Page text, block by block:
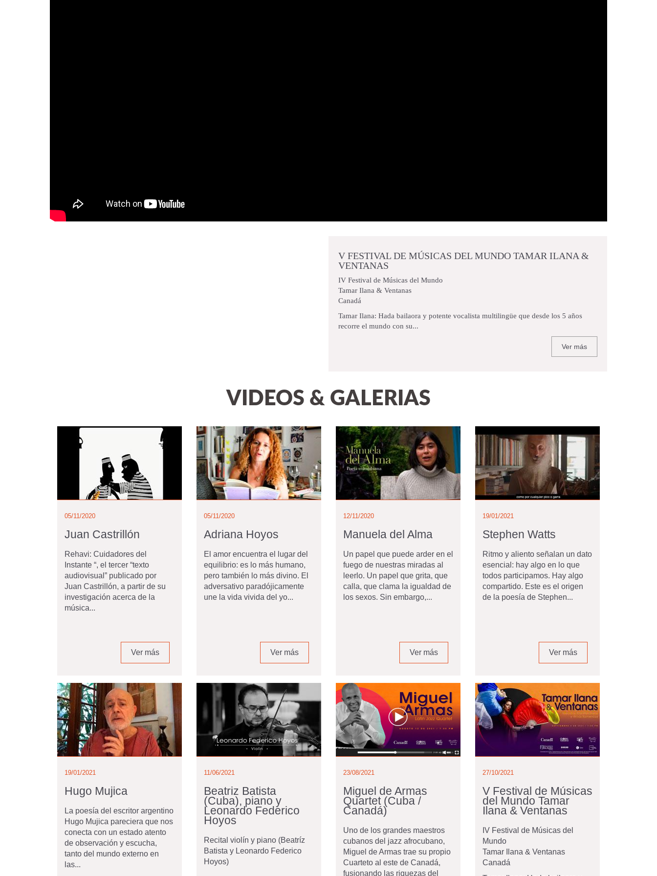
V FESTIVAL DE MÚSICAS DEL MUNDO TAMAR ILANA &
VENTANAS
IV Festival de Músicas del Mundo
Tamar Ilana & Ventanas
Canadá
Tamar Ilana: Hada bailaora y potente vocalista multilingüe que desde los 5 años
recorre el mundo con su...
Ver más
VIDEOS & GALERIAS
05/11/2020
Juan Castrillón
Rehavi: Cuidadores del
Instante “, el tercer “texto
audiovisual” publicado por
Juan Castrillón, a partir de su
investigación acerca de la
música...
Ver más
05/11/2020
Adriana Hoyos
El amor encuentra el lugar del
equilibrio: es lo más humano,
pero también lo más divino. El
adversativo paradójicamente
une la vida vivida del yo...
Ver más
12/11/2020
Manuela del Alma
Un papel que puede arder en el
fuego de nuestras miradas al
leerlo. Un papel que grita, que
calla, que clama la igualdad de
los sexos. Sin embargo,...
Ver más
19/01/2021
Stephen Watts
Ritmo y aliento señalan un dato
esencial: hay algo en lo que
todos participamos. Hay algo
compartido. Este es el origen
de la poesía de Stephen...
Ver más
19/01/2021
Hugo Mujica
La poesía del escritor argentino
Hugo Mujica pareciera que nos
conecta con un estado atento
de observación y escucha,
tanto del mundo externo en
las...
11/06/2021
Beatriz Batista
(Cuba), piano y
Leonardo Federico
Hoyos
Recital violín y piano (Beatríz
Batista y Leonardo Federico
Hoyos)
23/08/2021
Miguel de Armas
Quartet (Cuba /
Canadá)
Uno de los grandes maestros
cubanos del jazz afrocubano,
Miguel de Armas trae su propio
Cuarteto al este de Canadá,
fusionando las riquezas del
27/10/2021
V Festival de Músicas
del Mundo Tamar
Ilana & Ventanas
IV Festival de Músicas del
Mundo
Tamar Ilana & Ventanas
Canadá